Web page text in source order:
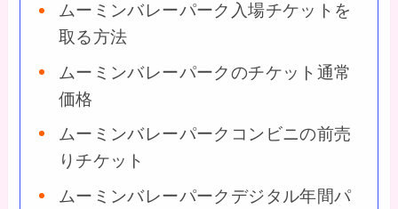
ムーミンバレーパーク入場チケットを
取る方法
ムーミンバレーパークのチケット通常
価格
ムーミンバレーパークコンビニの前売
りチケット
ムーミンバレーパークデジタル年間パ